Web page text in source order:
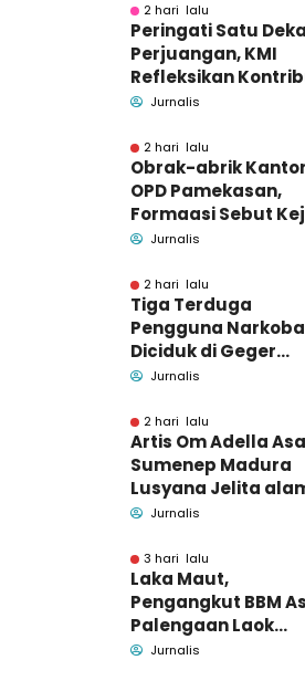
2 hari lalu
Peringati Satu
Perjuangan, KMI
Refleksikan
untuk Masyarakat
Jurnalis
2 hari lalu
Obrak-abrik Kantor
OPD Pamekasan,
Formaasi Sebut
Pamekasan
Jurnalis
2 hari lalu
Tiga Terduga
Pengguna Narkoba
Diciduk di Geger
Bangkalan, Polisi
Barang Bukti
Jurnalis
2 hari lalu
Artis Om Adella
Sumenep Madura
Lusyana Jelita
kecelakaan di
Jurnalis
3 hari lalu
Laka Maut,
Pengangkut BBM
Palengaan Laok
Pamekasan
Jurnalis